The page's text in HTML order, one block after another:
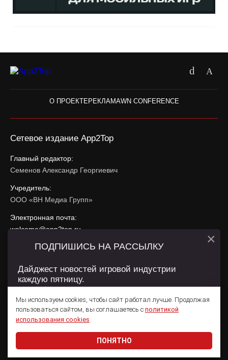
О ПРОЕКТЕРЕКЛАМАWN CONFERENCE
Сетевое издание App2Top
Главный редактор:
Семенов Александр Георгиевич
Учредитель:
ООО «ВН Медиа Групп»
Электронная почта:
welcome@app2top.ru
При использовании материалов активная ссылка на
Сайт использует IP адреса, cookie, данные геолокации
использования содержатся вПолитике конфиденциальностии
Пользовательском соглашении .
© 2011 — 2026 App2Top 16+
Мы используем cookies, чтобы сайт работал лучше. Продолжая
пользоваться сайтом, вы соглашаетесь с политикой
использования cookies.
ПОНЯТНО
ПОДПИШИСЬ НА РАССЫЛКУ
Дайджест новостей игровой индустрии
каждую пятницу.
Даю согласие на обработкуперсональных данных
×